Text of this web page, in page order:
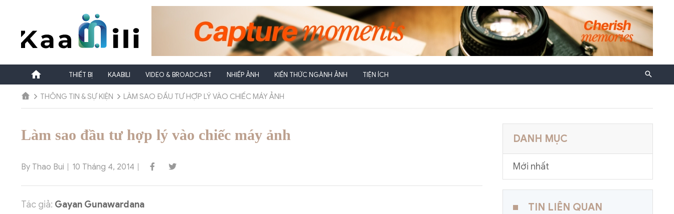
THIẾT BỊ KAABILI VIDEO & BROADCAST NHIẾP ẢNH KIẾN THỨC NGÀNH ẢNH TIỆN ÍCH
THÔNG TIN & SỰ KIỆN LÀM SAO ĐẦU TƯ HỢP LÝ VÀO CHIẾC MÁY ẢNH
Làm sao đầu tư hợp lý vào chiếc máy ảnh
By Thao Bui 10 Tháng 4, 2014
Tác giả: Gayan Gunawardana
DANH MỤC
Mới nhất
TIN LIÊN QUAN